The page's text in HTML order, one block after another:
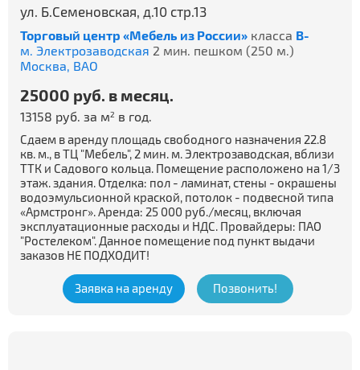
ул. Б.Семеновская, д.10 стр.13
Торговый центр «Мебель из России» класса B-
м. Электрозаводская 2 мин. пешком (250 м.)
Москва, ВАО
25000 руб. в месяц.
13158 руб. за м2 в год.
Сдаем в аренду площадь свободного назначения 22.8
кв. м., в ТЦ "Мебель", 2 мин. м. Электрозаводская, вблизи
ТТК и Садового кольца. Помещение расположено на 1/3
этаж. здания. Отделка: пол - ламинат, стены - окрашены
водоэмульсионной краской, потолок - подвесной типа
«Армстронг». Аренда: 25 000 руб./месяц, включая
эксплуатационные расходы и НДС. Провайдеры: ПАО
"Ростелеком". Данное помещение под пункт выдачи
заказов НЕ ПОДХОДИТ!
Заявка на аренду Позвонить!